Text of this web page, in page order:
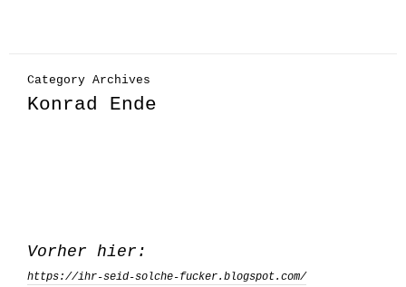
Category Archives
Konrad Ende
Vorher hier:
https://ihr-seid-solche-fucker.blogspot.com/